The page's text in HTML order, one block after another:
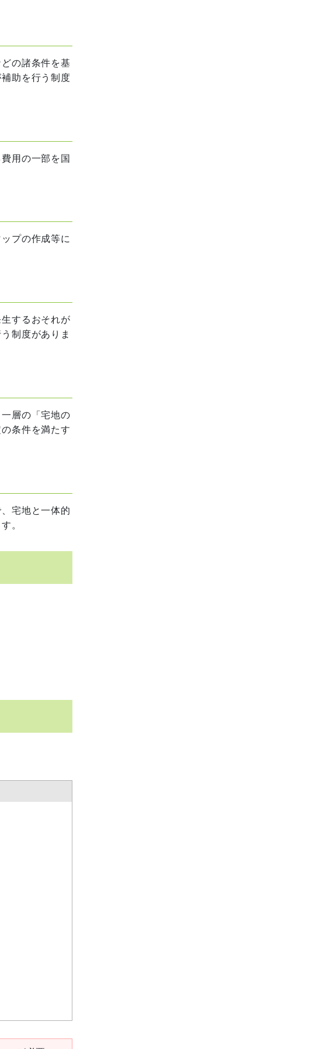
の諸条件を基
助を行う制度
用の一部を国
プの作成等に
するおそれが
制度がありま
層の「宅地の
条件を満たす
宅地と一体的
。